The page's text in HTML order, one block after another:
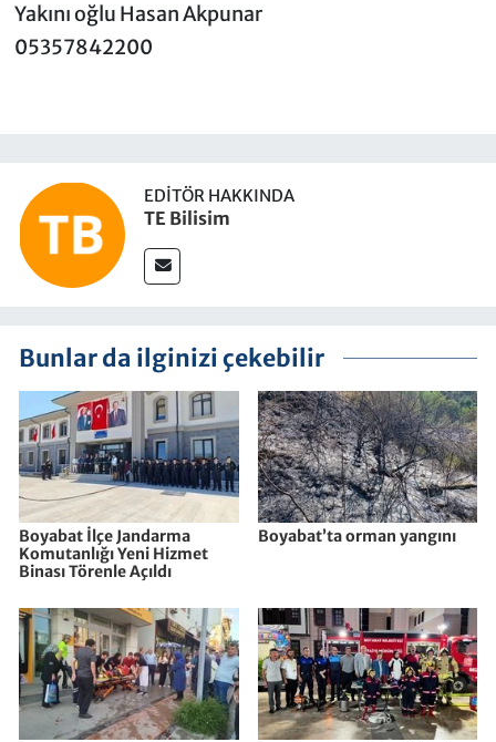
Yakını oğlu Hasan Akpunar
05357842200
EDITÖR HAKKINDA
TE Bilisim
Bunlar da ilginizi çekebilir
Boyabat İlçe Jandarma
Komutanlığı Yeni Hizmet
Binası Törenle Açıldı
Boyabat’ta orman yangını